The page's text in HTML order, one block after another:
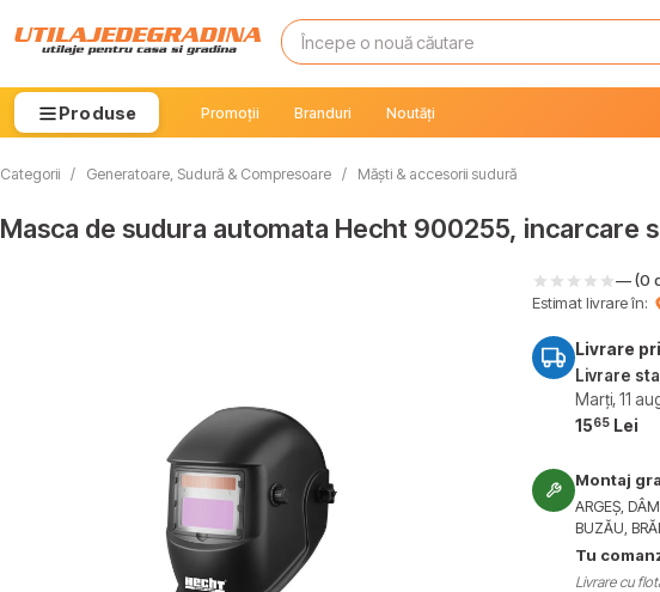
Produse Promoții Branduri Noutăți
Categorii / Generatoare, Sudură & Compresoare / Măști & accesorii sudură
Masca de sudura automata Hecht 900255, incarcare
— (0
Estimat livrare în:
Livrare
Livrare
Marți, 11
1565 Lei
Montaj
ARGEȘ,
BUZĂU,
Tu
Livrare cu